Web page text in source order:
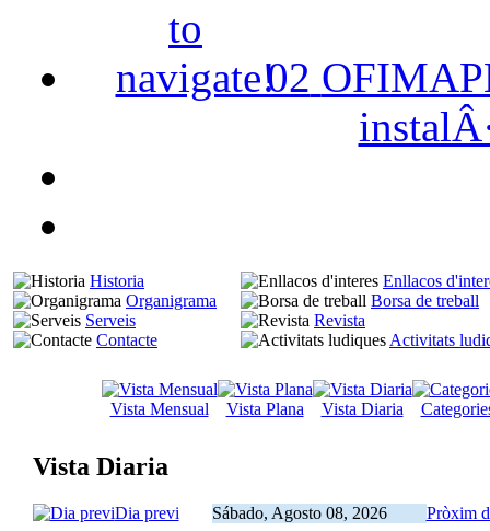
02
Historia
Organigrama
Serveis
Contacte
Enllacos
Borsa de treball
Revista
Activitats
Vista Mensual Vista Plana Vista Diaria
Vista Diaria
Dia previ Sábado, Agosto 08, 2026
Pròxim